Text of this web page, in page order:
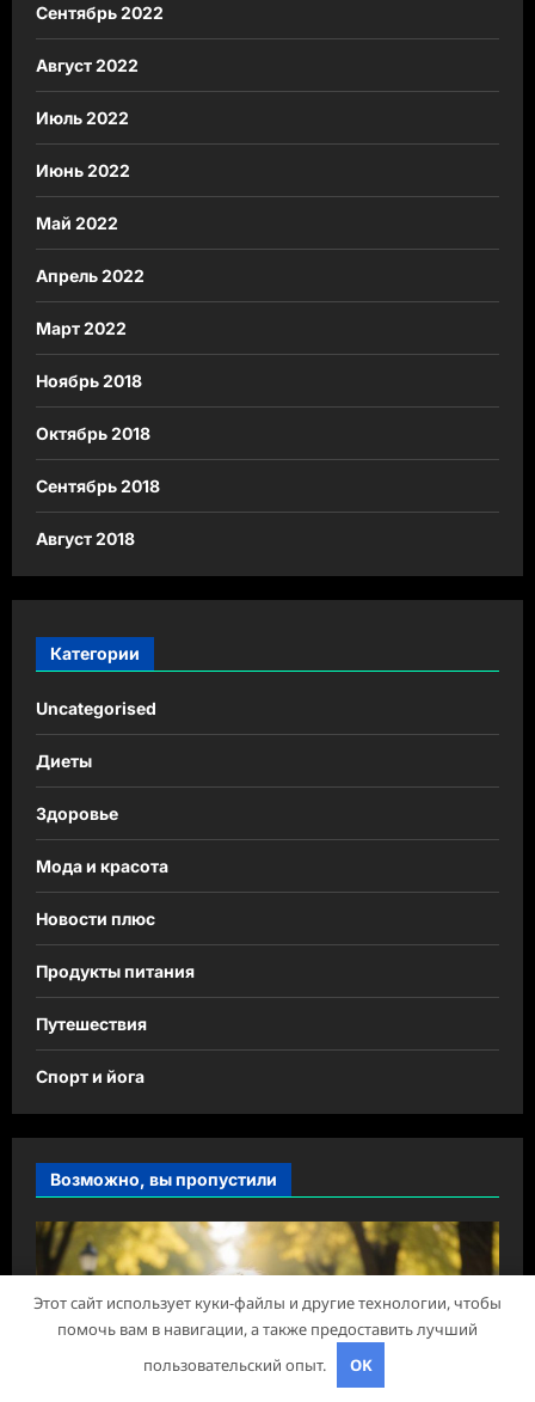
Сентябрь 2022
Август 2022
Июль 2022
Июнь 2022
Май 2022
Апрель 2022
Март 2022
Ноябрь 2018
Октябрь 2018
Сентябрь 2018
Август 2018
Категории
Uncategorised
Диеты
Здоровье
Мода и красота
Новости плюс
Продукты питания
Путешествия
Спорт и йога
Возможно, вы пропустили
Этот сайт использует куки-файлы и другие технологии, чтобы
помочь вам в навигации, а также предоставить лучший
пользовательский опыт.
OK